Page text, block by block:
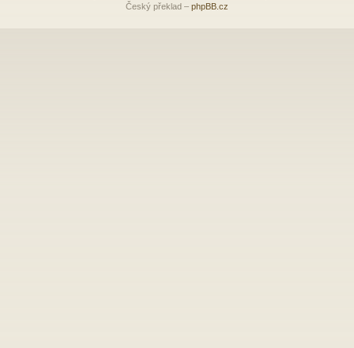
Český překlad – phpBB.cz